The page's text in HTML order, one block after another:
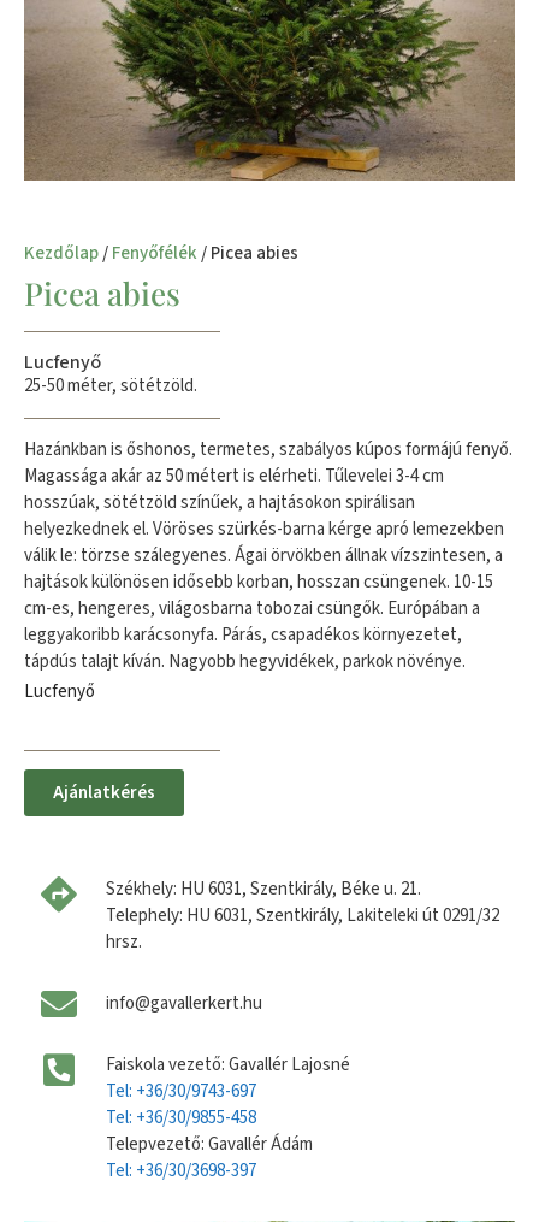
Kezdőlap/Fenyőfélék/ Picea abies
Picea abies
Lucfenyő
25-50 méter, sötétzöld.
Hazánkban is őshonos, termetes, szabályos kúpos formájú fenyő.
Magassága akár az 50 métert is elérheti. Tűlevelei 3-4 cm
hosszúak, sötétzöld színűek, a hajtásokon spirálisan
helyezkednek el. Vöröses szürkés-barna kérge apró lemezekben
válik le: törzse szálegyenes. Ágai örvökben állnak vízszintesen, a
hajtások különösen idősebb korban, hosszan csüngenek. 10-15
cm-es, hengeres, világosbarna tobozai csüngők. Európában a
leggyakoribb karácsonyfa. Párás, csapadékos környezetet,
tápdús talajt kíván. Nagyobb hegyvidékek, parkok növénye.
Lucfenyő
Ajánlatkérés
Székhely: HU 6031, Szentkirály, Béke u. 21.
Telephely: HU 6031, Szentkirály, Lakiteleki út 0291/32
hrsz.
info@gavallerkert.hu
Faiskola vezető: Gavallér Lajosné
Tel: +36/30/9743-697
Tel: +36/30/9855-458
Telepvezető: Gavallér Ádám
Tel: +36/30/3698-397